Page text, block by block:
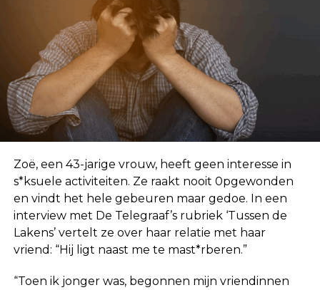
Zoë, een 43-jarige vrouw, heeft geen interesse in
s*ksuele activiteiten. Ze raakt nooit 0pgewonden
en vindt het hele gebeuren maar gedoe. In een
interview met De Telegraaf’s rubriek ‘Tussen de
Lakens’ vertelt ze over haar relatie met haar
vriend: “Hij ligt naast me te mast*rberen.”
“Toen ik jonger was, begonnen mijn vriendinnen